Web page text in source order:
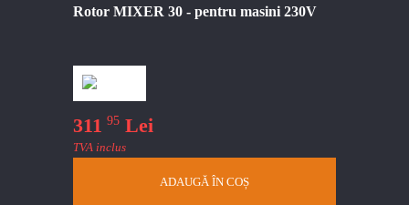
Rotor MIXER 30 - pentru masini 230V
311 95 Lei
TVA inclus
ADAUGĂ ÎN COȘ